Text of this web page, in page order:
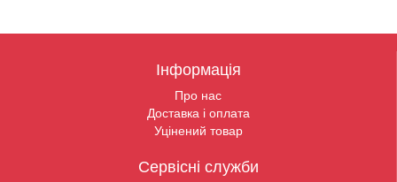
Інформація
Про нас
Доставка і оплата
Уцінений товар
Сервісні служби